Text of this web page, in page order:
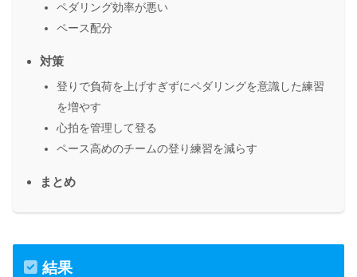
ペダリング効率が悪い
ペース配分
対策
登りで負荷を上げすぎずにペダリングを意識した練習
を増やす
心拍を管理して登る
ペース高めのチームの登り練習を減らす
まとめ
結果